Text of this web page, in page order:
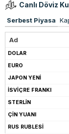
Canlı Döviz
Serbest Piyasa
Ad
DOLAR
EURO
JAPON YENİ
İSVİÇRE FRANKI
STERLİN
ÇİN YUANI
RUS RUBLESİ